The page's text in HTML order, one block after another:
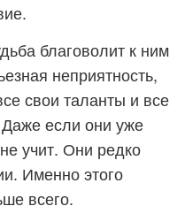
благоволит к ним
неприятность,
свои таланты и все
если они уже
учит. Они редко
Именно этого
всего.